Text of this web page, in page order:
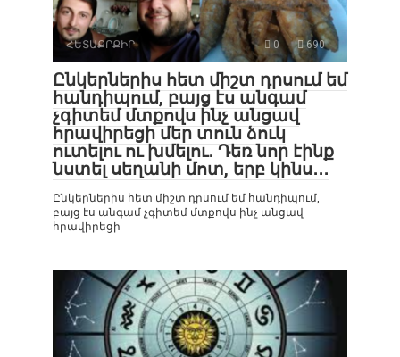
ՀԵՏԱՔՐՔԻՐ 0 690
Ընկերներիս հետ միշտ դրսում եմ
հանդիպում, բայց էս անգամ
չգիտեմ մտքովս ինչ անցավ
հրավիրեցի մեր տուն ձուկ
ուտելու ու խմելու․ Դեռ նոր էինք
նստել սեղանի մոտ, երբ կինս․․․
Ընկերներիս հետ միշտ դրսում եմ հանդիպում,
բայց էս անգամ չգիտեմ մտքովս ինչ անցավ
հրավիրեցի